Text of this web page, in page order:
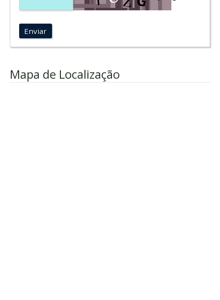
Enviar
Mapa de Localização